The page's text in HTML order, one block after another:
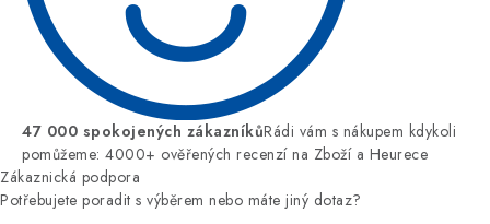
47 000 spokojených zákazníkůRádi vám s nákupem kdykoli
pomůžeme: 4000+ ověřených recenzí na Zboží a Heurece
Zákaznická podpora
Potřebujete poradit s výběrem nebo máte jiný dotaz?